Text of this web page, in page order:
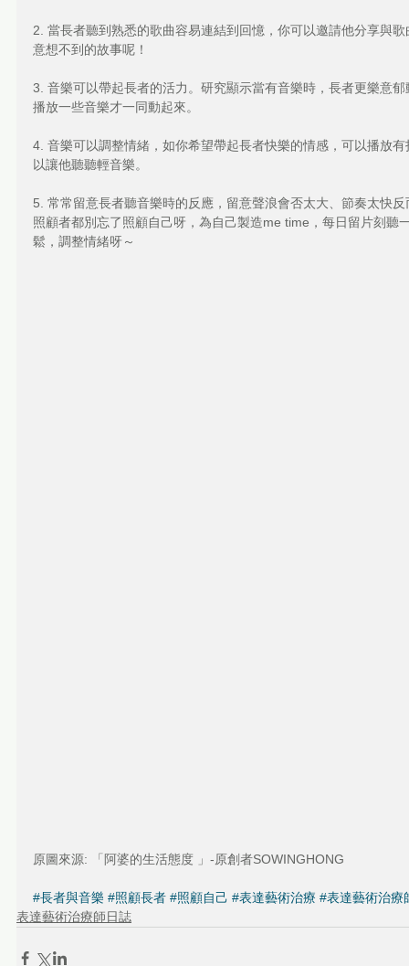
2. 當長者聽到熟悉的歌曲容易連結到回憶，你可以邀請他分享與
意想不到的故事呢！
3. 音樂可以帶起長者的活力。研究顯示當有音樂時，長者更樂意
播放一些音樂才一同動起來。
4. 音樂可以調整情緒，如你希望帶起長者快樂的情感，可以播放
以讓他聽聽輕音樂。
5. 常常留意長者聽音樂時的反應，留意聲浪會否太大、節奏太快
照顧者都別忘了照顧自己呀，為自己製造me time，每日留片刻聽
鬆，調整情緒呀～
原圖來源: 「阿婆的生活態度 」-原創者SOWINGHONG
#長者與音樂 #照顧長者 #照顧自己 #表達藝術治療 #表達藝術治療
表達藝術治療師日誌